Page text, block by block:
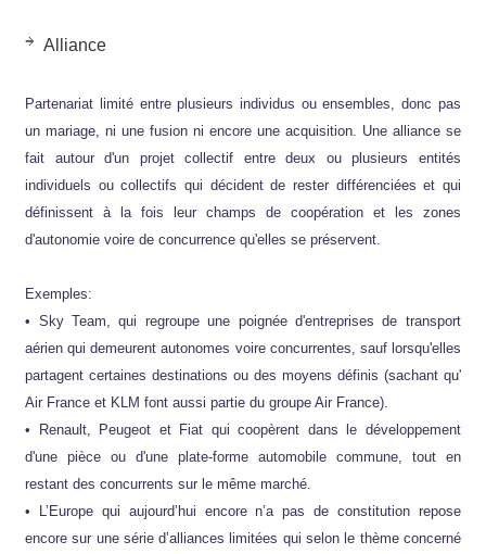
Alliance
Partenariat limité entre plusieurs individus ou ensembles, donc pas
un mariage, ni une fusion ni encore une acquisition. Une alliance se
fait autour d'un projet collectif entre deux ou plusieurs entités
individuels ou collectifs qui décident de rester différenciées et qui
définissent à la fois leur champs de coopération et les zones
d'autonomie voire de concurrence qu'elles se préservent.
Exemples:
• Sky Team, qui regroupe une poignée d'entreprises de transport
aérien qui demeurent autonomes voire concurrentes, sauf lorsqu'elles
partagent certaines destinations ou des moyens définis (sachant qu'
Air France et KLM font aussi partie du groupe Air France).
• Renault, Peugeot et Fiat qui coopèrent dans le développement
d'une pièce ou d'une plate-forme automobile commune, tout en
restant des concurrents sur le même marché.
• L’Europe qui aujourd’hui encore n’a pas de constitution repose
encore sur une série d’alliances limitées qui selon le thème concerné